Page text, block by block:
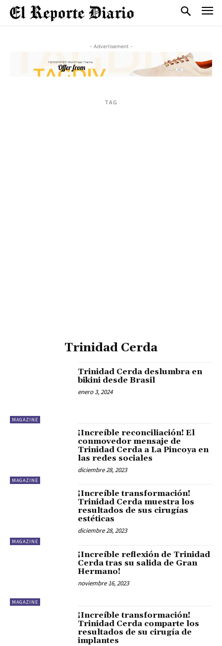
- Advertisement -
TAG
Trinidad Cerda
MAGAZINE
Trinidad Cerda deslumbra en
bikini desde Brasil
enero 3, 2024
MAGAZINE
¡Increíble reconciliación! El
conmovedor mensaje de
Trinidad Cerda a La Pincoya en
las redes sociales
diciembre 28, 2023
MAGAZINE
¡Increíble transformación!
Trinidad Cerda muestra los
resultados de sus cirugías
estéticas
diciembre 28, 2023
MAGAZINE
¡Increíble reflexión de Trinidad
Cerda tras su salida de Gran
Hermano!
noviembre 16, 2023
¡Increíble transformación!
Trinidad Cerda comparte los
resultados de su cirugía de
implantes